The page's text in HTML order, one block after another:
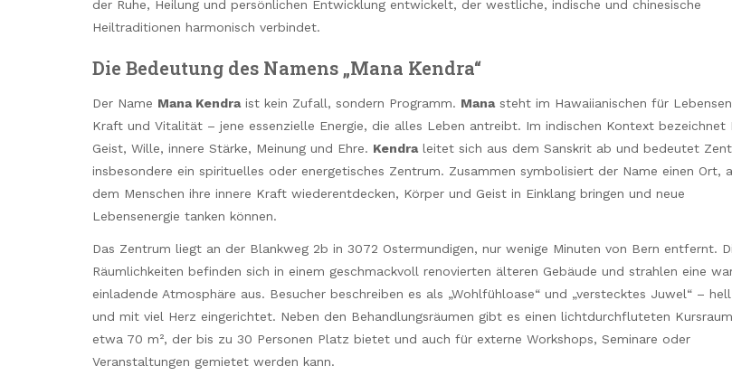
der Ruhe, Heilung und persönlichen Entwicklung entwickelt, der westliche, indische und chinesische
Heiltraditionen harmonisch verbindet.
Die Bedeutung des Namens „Mana Kendra“
Der Name Mana Kendraist kein Zufall, sondern Programm. Manasteht im Hawaiianischen für
Kraft und Vitalität – jene essenzielle Energie, die alles Leben antreibt. Im indischen Kontext bezeichnet
Geist, Wille, innere Stärke, Meinung und Ehre. Kendraleitet sich aus dem Sanskrit ab und bedeutet
insbesondere ein spirituelles oder energetisches Zentrum. Zusammen symbolisiert der Name einen Ort,
dem Menschen ihre innere Kraft wiederentdecken, Körper und Geist in Einklang bringen und neue
Lebensenergie tanken können.
Das Zentrum liegt an der Blankweg 2b in 3072 Ostermundigen, nur wenige Minuten von Bern entfernt.
Räumlichkeiten befinden sich in einem geschmackvoll renovierten älteren Gebäude und strahlen eine
einladende Atmosphäre aus. Besucher beschreiben es als „Wohlfühloase“ und „verstecktes Juwel“ –
und mit viel Herz eingerichtet. Neben den Behandlungsräumen gibt es einen lichtdurchfluteten
etwa 70 m², der bis zu 30 Personen Platz bietet und auch für externe Workshops, Seminare oder
Veranstaltungen gemietet werden kann.